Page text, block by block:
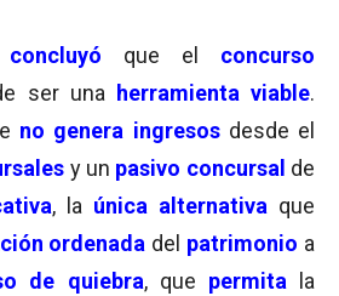
concluyó que el concurso
ser una herramienta viable.
no genera ingresosdesde el
y un pasivo concursal de
, la única alternativa que
ordenada del patrimonio a
de quiebra, que permita
la